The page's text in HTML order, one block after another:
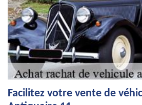
Facilitez votre vente de